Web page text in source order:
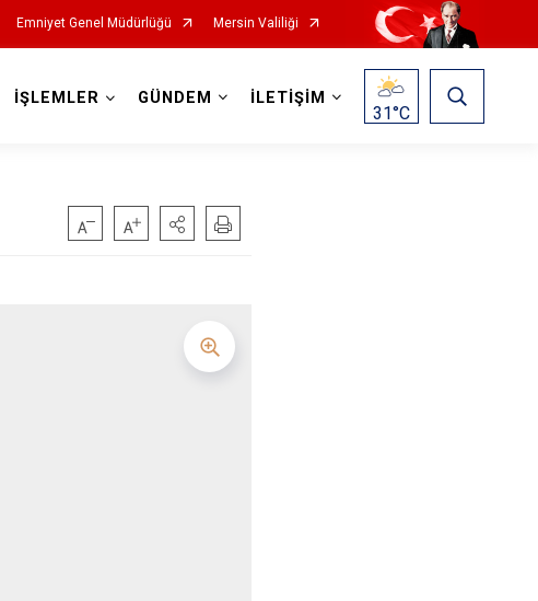
Emniyet Genel Müdürlüğü Mersin Valiliği
İŞLEMLER GÜNDEM İLETİŞİM
31°C